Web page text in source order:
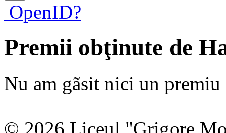
OpenID?
Premii obţinute de
Nu am gãsit nici un premiu
© 2026 Liceul "Grigore